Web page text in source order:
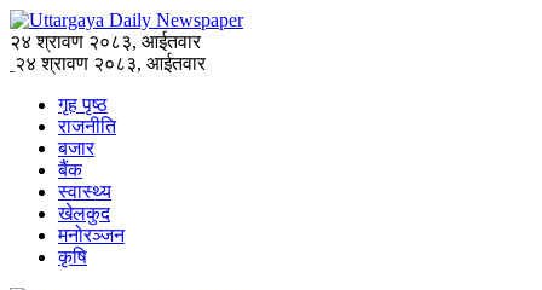
२४ श्रावण २०८३, आईतवार
२४ श्रावण २०८३, आईतवार
गृह पृष्ठ
राजनीति
बजार
बैंक
स्वास्थ्य
खेलकुद
मनोरञ्जन
कृषि